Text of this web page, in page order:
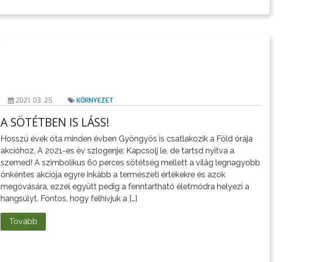
2021. 03. 25. KÖRNYEZET
A SÖTÉTBEN IS LÁSS!
Hosszú évek óta minden évben Gyöngyös is csatlakozik a Föld órája
akcióhoz. A 2021-es év szlogenje: Kapcsolj le, de tartsd nyitva a
szemed! A szimbolikus 60 perces sötétség mellett a világ legnagyobb
önkéntes akciója egyre inkább a természeti értékekre és azok
megóvására, ezzel együtt pedig a fenntartható életmódra helyezi a
hangsúlyt. Fontos, hogy felhívjuk a […]
Tovább